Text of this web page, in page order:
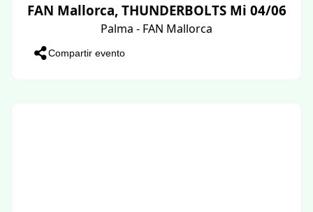
FAN Mallorca, THUNDERBOLTS Mi 04/06
Palma - FAN Mallorca
Compartir evento